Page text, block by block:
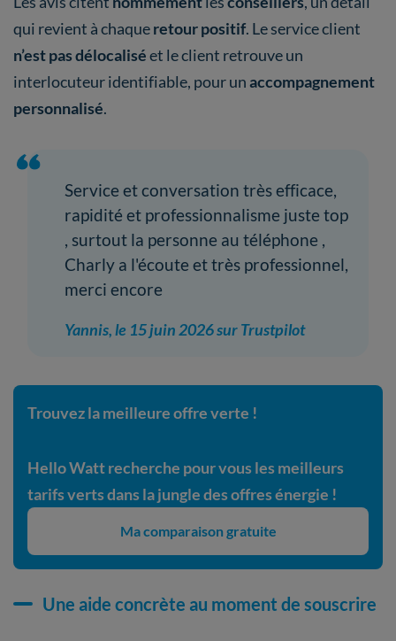
qui revient à chaqueretour positif. Le service client
n’est pas délocaliséet le client retrouve un
interlocuteur identifiable, pour unaccompagnement
personnalisé.
Service et conversation très efficace,
rapidité et professionnalisme juste top
, surtout la personne au téléphone ,
Charly a l'écoute et très professionnel,
merci encore
Yannis, le 15 juin 2026 sur Trustpilot
Trouvez la meilleure offre verte !
Hello Watt recherche pour vous les meilleurs
tarifs verts dans la jungle des offres énergie !
Ma comparaison gratuite
Une aide concrète au moment de souscrire